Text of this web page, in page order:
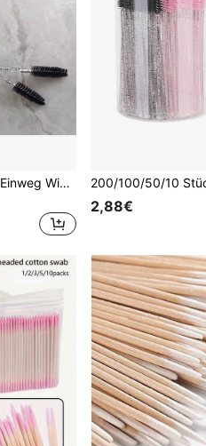
200/100/50/10 Stücke Einweg Wimpernbürste Augenbrauenkamm Make-up Werkzeug Set, Kristallgriff Mini Beauty Werkzeuge für Wimpernverlängerung und Augenbrauenformung
2,88€